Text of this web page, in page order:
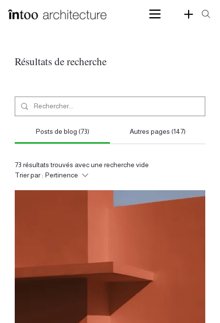
Posts de blog (73) Autres pages (147)
73 résultats trouvés avec une recherche vide
Trier par : Pertinence
Résultats de recherche